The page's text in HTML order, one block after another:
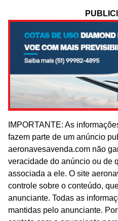
IMPORTANTE: As
fazem parte de um anúncio
aeronavesavenda.com não
veracidade do anúncio ou de
associada a ele. O site
controle sobre o conteúdo,
anunciante. Todas as
mantidas pelo anunciante.